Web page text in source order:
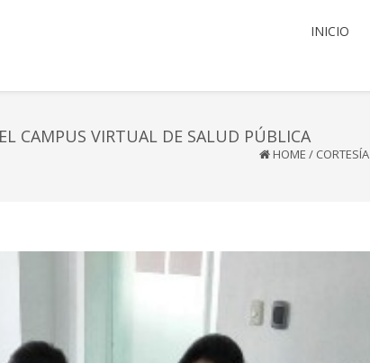
INICIO
CAMPUS VIRTUAL DE SALUD PÚBLICA
HOME / CORTESÍA